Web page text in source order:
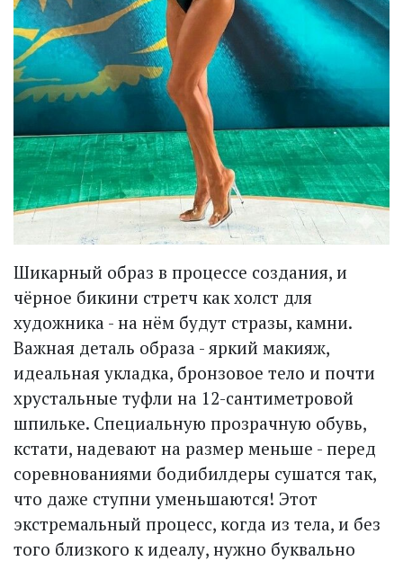
Шикарный образ в процессе создания, и
чёрное бикини стретч как холст для
художника - на нём будут стразы, камни.
Важная деталь образа - яркий макияж,
идеальная укладка, бронзовое тело и поч­ти
хрустальные туфли на 12-сантимет­ровой
шпильке. Специальную прозрачную обувь,
кстати, надевают на размер меньше - перед
соревнованиями бодибилдеры сушатся так,
что даже ступни уменьшаются! Этот
экстремальный процесс, когда из тела, и без
того близкого к идеалу, нужно буквально